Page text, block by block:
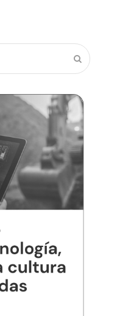
Enviar